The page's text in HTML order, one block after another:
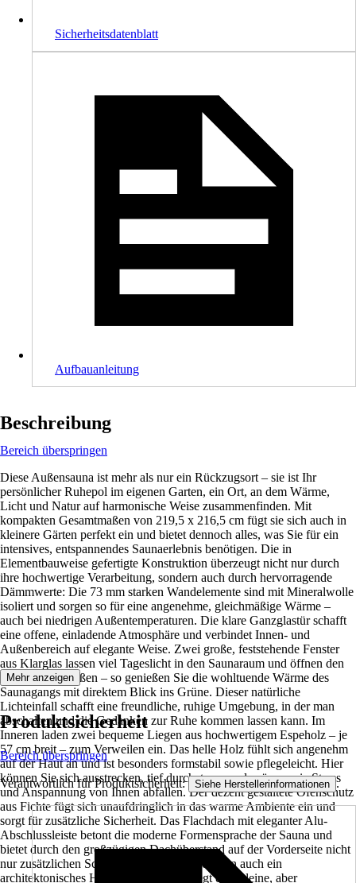
Sicherheitsdatenblatt
Aufbauanleitung
Beschreibung
Bereich überspringen
Diese Außensauna ist mehr als nur ein Rückzugsort – sie ist Ihr
persönlicher Ruhepol im eigenen Garten, ein Ort, an dem Wärme,
Licht und Natur auf harmonische Weise zusammenfinden. Mit
kompakten Gesamtmaßen von 219,5 x 216,5 cm fügt sie sich auch in
kleinere Gärten perfekt ein und bietet dennoch alles, was Sie für ein
intensives, entspannendes Saunaerlebnis benötigen. Die in
Elementbauweise gefertigte Konstruktion überzeugt nicht nur durch
ihre hochwertige Verarbeitung, sondern auch durch hervorragende
Dämmwerte: Die 73 mm starken Wandelemente sind mit Mineralwolle
isoliert und sorgen so für eine angenehme, gleichmäßige Wärme –
auch bei niedrigen Außentemperaturen. Die klare Ganzglastür schafft
eine offene, einladende Atmosphäre und verbindet Innen- und
Außenbereich auf elegante Weise. Zwei große, feststehende Fenster
aus Klarglas lassen viel Tageslicht in den Saunaraum und öffnen den
Blick nach draußen – so genießen Sie die wohltuende Wärme des
Saunagangs mit direktem Blick ins Grüne. Dieser natürliche
Lichteinfall schafft eine freundliche, ruhige Umgebung, in der man
abschalten und die Gedanken zur Ruhe kommen lassen kann. Im
Inneren laden zwei bequeme Liegen aus hochwertigem Espeholz – je
57 cm breit – zum Verweilen ein. Das helle Holz fühlt sich angenehm
auf der Haut an und ist besonders formstabil sowie pflegeleicht. Hier
können Sie sich ausstrecken, tief durchatmen und spüren, wie Stress
und Anspannung von Ihnen abfallen. Der dezent gestaltete Ofenschutz
aus Fichte fügt sich unaufdringlich in das warme Ambiente ein und
sorgt für zusätzliche Sicherheit. Das Flachdach mit eleganter Alu-
Abschlussleiste betont die moderne Formensprache der Sauna und
bietet durch den großzügigen Dachüberstand auf der Vorderseite nicht
nur zusätzlichen Schutz vor Witterung, sondern auch ein
architektonisches Highlight. Darunter liegt eine kleine, aber
Mehr anzeigen
Produktsicherheit
Bereich überspringen
Verantwortlich für Produktsicherheit: Siehe Herstellerinformationen .